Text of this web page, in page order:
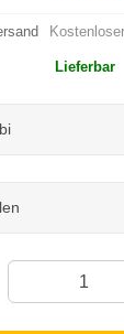
Lieferbar